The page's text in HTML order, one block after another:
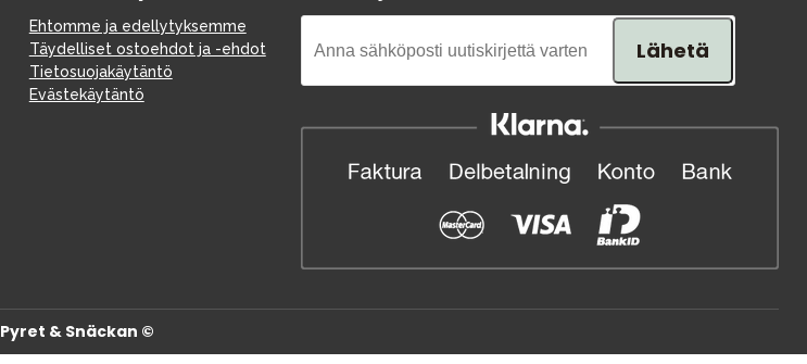
Ehtomme ja edellytyksemme
Täydelliset ostoehdot ja -ehdot
Tietosuojakäytäntö
Evästekäytäntö
Lähetä
Pyret & Snäckan ©
Myymälämme